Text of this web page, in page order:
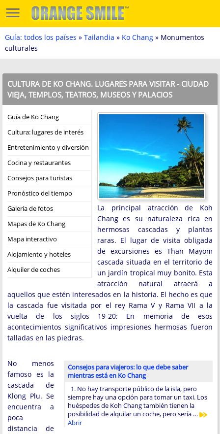
Guía: todos los países » Tailandia » Ko Chang » Monumentos
culturales
CULTURA DE KO CHANG. LUGARES PARA VISITAR - CIUDAD
VIEJA, TEMPLOS, TEATROS, MUSEOS Y PALACIOS
Guía de Ko Chang
Cultura: lugares de interés
Entretenimiento y diversión
Cocina y restaurantes
Consejos para turistas
Pronóstico del tiempo
Galería de fotos
Mapas de Ko Chang
Mapa interactivo
Alojamiento y hoteles
Alquiler de coches
La principal atracción de Koh
Chang es su naturaleza rica en
hermosas cascadas y plantas
raras. El lugar de visita obligada
de excursiones es Than Mayom
cascada situada en el territorio de
un jardín tropical muy bonito. Esta
atracción natural atraerá a
aquellos que estén interesados ​​en la historia. El hecho es que
la cascada fue visitada por el rey Rama V y Rama VII a la
vuelta de los siglos 19-20; En memoria de esos
acontecimientos significativos impresiones hermosas fueron
talladas en las piedras.
Consejos para viajeros: lo que debe saber
mientras está en Ko Chang
1. No hay transporte público de la isla, pero
siempre hay una opción para tomar un taxi. Los
huéspedes de Koh Chang también tienen la
posibilidad de alquilar un coche, pero sería …
Abrir
No menos
famoso es la
cascada de
Klong Plu. Se
encuentra a
poca
distancia de